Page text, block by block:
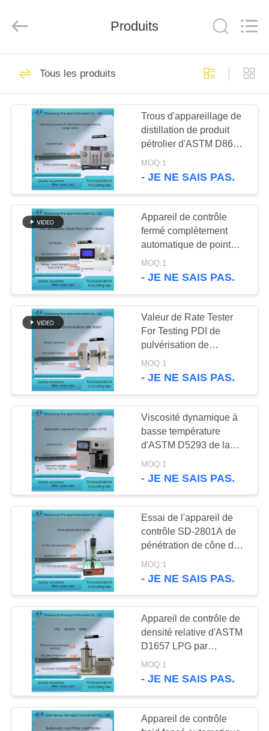
MAISON
PRODUITS
SUJET
NOUS
VISITE
D'USINE
CONTRÔLE
DE
QUALITÉ
CONTACTEZ-
NOUS
DEMANDEZ
UNE
CITATION
PLAN
SITE
PRIVACY
POLICY
instrument
co.,ltd.
Reserved.
instruments de
essai de pétrole
637
Instruments d'essai
d'antigel d'huile de
graissage et de
graisse
188
Équipement d'essai
de gazole
136
Équipement d'essai
d'huile de
transformateur
67
Instrument d'essai
d'alimentation
58
246
Produits
Tous les produits
Trous d'appareillage de
distillation de produit
pétrolier d'ASTM D86
doubles
MOQ:1
- JE NE SAIS PAS.
Appareil de contrôle
fermé complètement
automatique de point
d'inflammabilité d'ASTM
D93 pour les produits
MOQ:1
- JE NE SAIS PAS.
Valeur de Rate Tester
For Testing PDI de
pulvérisation de
particules du granule
ST136 d'alimentation de
MOQ:1
- JE NE SAIS PAS.
Viscosité dynamique à
basse température
d'ASTM D5293 de la
mesure de viscosité
apparente d'huile à
MOQ:1
- JE NE SAIS PAS.
Essai de l'appareil de
contrôle SD-2801A de
pénétration de cône de
graisse lubrifiante
MOQ:1
- JE NE SAIS PAS.
Appareil de contrôle de
densité relative d'ASTM
D1657 LPG par
réfrigération de
compresseur
MOQ:1
- JE NE SAIS PAS.
Appareil de contrôle